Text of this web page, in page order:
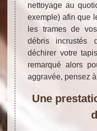
nettoyage au
exemple) afin que
les trames de
débris incrustés
déchirer votre
remarqué alors
aggravée, pensez
Une